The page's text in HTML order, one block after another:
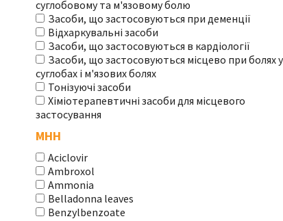
суглобовому та м'язовому болю
Засоби, що застосовуються при деменції
Відхаркувальні засоби
Засоби, що застосовуються в кардіології
Засоби, що застосовуються місцево при болях у
суглобах і м'язових болях
Тонізуючі засоби
Хіміотерапевтичні засоби для місцевого
застосування
МНН
Aciclovir
Ambroxol
Ammonia
Belladonna leaves
Benzylbenzoate